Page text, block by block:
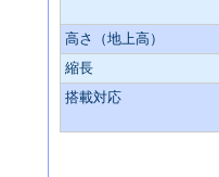
高さ（地上高）
縮長
搭載対応